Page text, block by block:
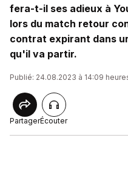
fera-t-il ses adieux à
lors du match retour
contrat expirant dans
qu'il va partir.
Publié: 24.08.2023 à 14:09
PartagerÉcouter